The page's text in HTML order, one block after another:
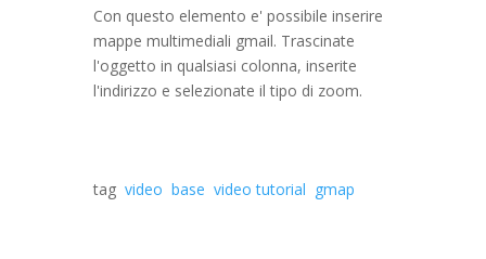
Con questo elemento e' possibile inserire
mappe multimediali gmail. Trascinate
l'oggetto in qualsiasi colonna, inserite
l'indirizzo e selezionate il tipo di zoom.
tag video base video tutorial gmap